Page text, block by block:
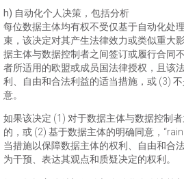
h) 自动化个人决策，包括分析
每位数据主体均有权不受仅基于自动化处
束，该决定对其产生法律效力或类似重大
据主体与数据控制者之间签订或履行合同
者所适用的欧盟或成员国法律授权，且该
利、自由和合法利益的适当措施，或 (3)
意。
如果该决定 (1) 对于数据主体与数据控制
的，或 (2) 基于数据主体的明确同意，
当措施以保障数据主体的权利、自由和合
为干预、表达其观点和质疑决定的权利。